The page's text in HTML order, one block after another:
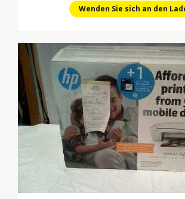
Wenden Sie sich an den